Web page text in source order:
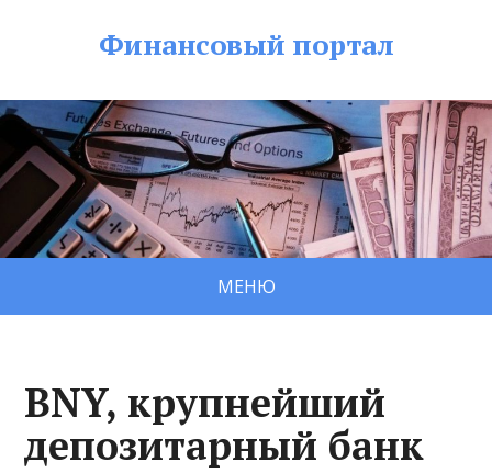
Финансовый портал
МЕНЮ
BNY, крупнейший
депозитарный банк